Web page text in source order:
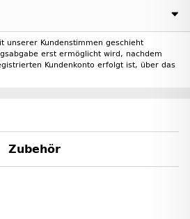
unserer Kundenstimmen geschieht
erst ermöglicht wird, nachdem
Kundenkonto erfolgt ist, über das
Zubehör